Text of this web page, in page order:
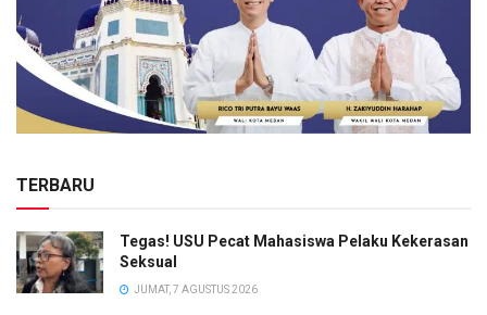
TERBARU
Tegas! USU Pecat Mahasiswa Pelaku Kekerasan
Seksual
JUMAT, 7 AGUSTUS 2026